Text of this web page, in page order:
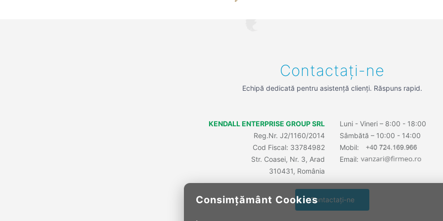
Consimțământ Cookies
Contactați-ne
Echipă dedicată pentru asistență clienți. Răspuns rapid.
KENDALL ENTERPRISE GROUP SRL
Reg.Nr. J2/1160/2014
Cod Fiscal: 33784982
Str. Coasei, Nr. 3, Arad
310431, România
Luni - Vineri – 8:00 - 18:00
Sâmbătă – 10:00 - 14:00
Mobil:
Email:
Contactați-ne